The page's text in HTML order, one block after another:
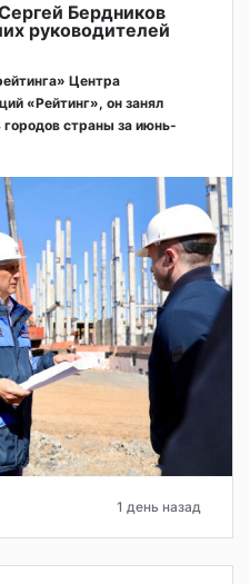
Бердников
руководителей
Центра
«Рейтинг», он занял
страны за июнь-
1 день назад